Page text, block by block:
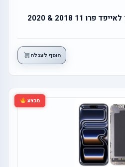
הוסף לעגלה
מבצע